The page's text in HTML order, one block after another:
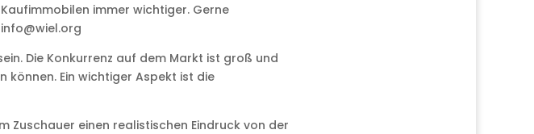
immer wichtiger. Gerne
Die Konkurrenz auf dem Markt ist groß und
können. Ein wichtiger Aspekt ist die
Zuschauer einen realistischen Eindruck von der